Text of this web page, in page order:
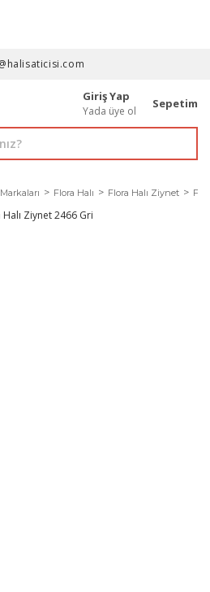
Giriş Yap
Yada üye ol
Sepetim
Flora Halı Flora Halı Ziynet